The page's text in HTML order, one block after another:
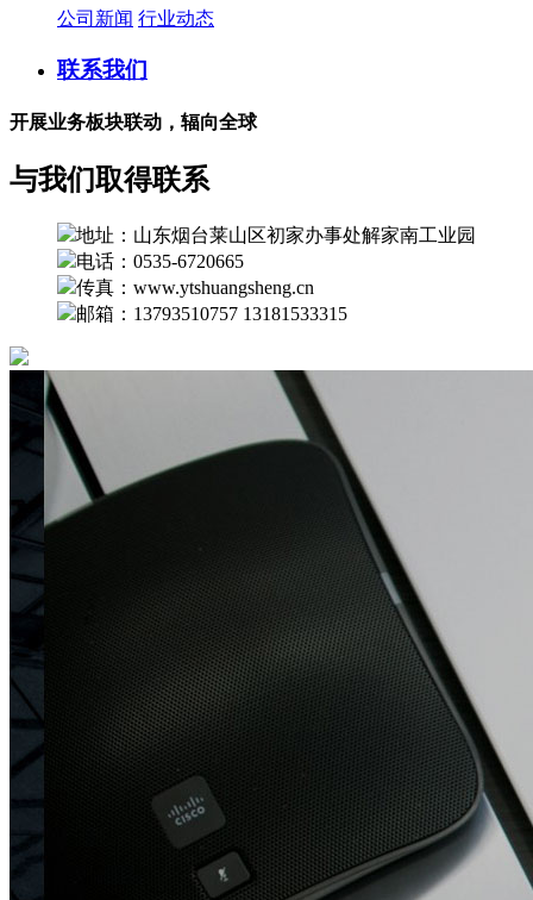
公司新闻 行业动态
联系我们
开展业务板块联动，辐向全球
与我们取得联系
地址：山东烟台莱山区初家办事处解家南工业园
电话：0535-6720665
传真：www.ytshuangsheng.cn
邮箱：13793510757 13181533315